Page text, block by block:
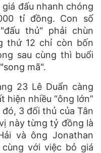
đấu nhanh chóng
tỉ đồng. Con số
thủ" phải chùn
thứ 12 chỉ còn bốn
sau cùng thì buổi
mã".
23 Lê Duẩn càng
hiện nhiều “ông lớn”
đó, 3 đối thủ của Tân
này từng tỷ đồng là
và ông Jonathan
với việc bỏ giá